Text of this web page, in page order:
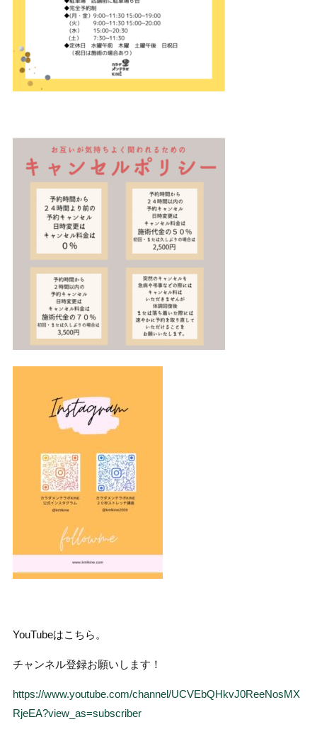
YouTubeはこちら。
チャンネル登録お願いします！
https://www.youtube.com/channel/UCVEbQHkvJ0ReeNosMX
RjeEA?view_as=subscriber